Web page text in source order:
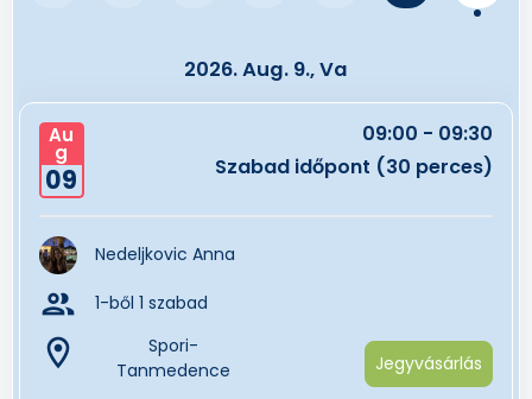
2026. Aug. 9., Va
09:00 - 09:30
Szabad időpont (30 perces)
Au
g
09
Nedeljkovic Anna
group 1-ből 1 szabad
room
Spori-
Tanmedence
Jegyvásárlás